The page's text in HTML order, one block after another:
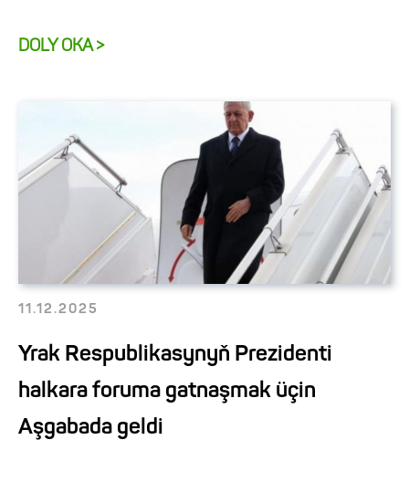
DOLY OKA >
11.12.2025
Yrak Respublikasynyň Prezidenti
halkara foruma gatnaşmak üçin
Aşgabada geldi